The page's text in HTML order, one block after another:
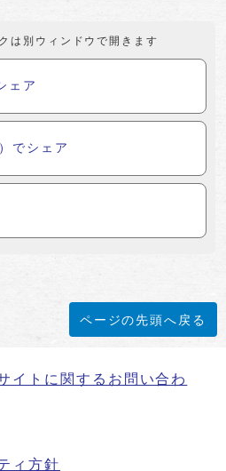
は別ウィンドウで開きます
ェア
でシェア
ページの先頭へ戻る
イトに関するお問い合わ
ィ方針